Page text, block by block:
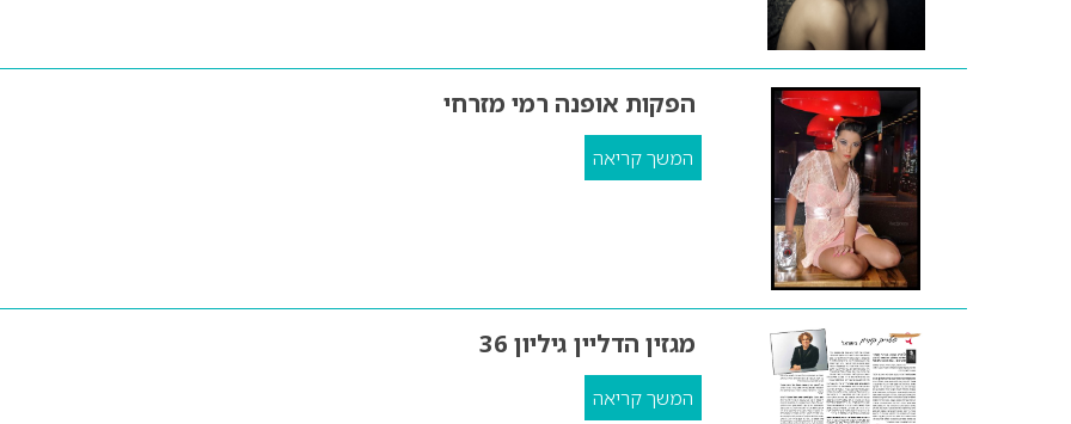
הפקות אופנה רמי מזרחי
המשך קריאה
מגזין הדליין גיליון 36
המשך קריאה